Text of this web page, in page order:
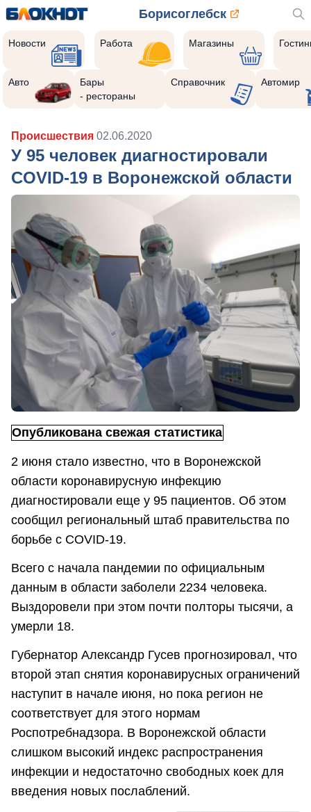
Борисоглебск
Новости Работа Магазины
Авто
Бары
- рестораны
Справочник Автомир
Происшествия 02.06.2020
У 95 человек диагностировали
COVID-19 в Воронежской области
Опубликована свежая статистика
2 июня стало известно, что в Воронежской
области коронавирусную инфекцию
диагностировали еще у 95 пациентов. Об этом
сообщил региональный штаб правительства по
борьбе с COVID-19.
Всего с начала пандемии по официальным
данным в области заболели 2234 человека.
Выздоровели при этом почти полторы тысячи, а
умерли 18.
Губернатор Александр Гусев прогнозировал, что
второй этап снятия коронавирусных ограничений
наступит в начале июня, но пока регион не
соответствует для этого нормам
Роспотребнадзора. В Воронежской области
слишком высокий индекс распространения
инфекции и недостаточно свободных коек для
введения новых послаблений.